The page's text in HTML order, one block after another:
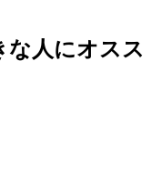
な人にオスス